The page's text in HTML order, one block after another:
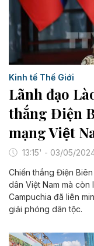
Kinh tế Thế Giới
Lãnh đạo
thắng Điện
mạng Việt
13:15' - 03/05/
Chiến thắng Điện
dân Việt Nam mà còn
Campuchia đã liên
giải phóng dân tộc.